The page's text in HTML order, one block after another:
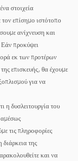
στοιχεία
τον επίσημο ιστότοπο
ανίχνευση και
προκύψει
εκ των προτέρων
επισκευής, θα έχουμε
για να
η δυσλειτουργία του
αμέσως
τις πληροφορίες
της
και να